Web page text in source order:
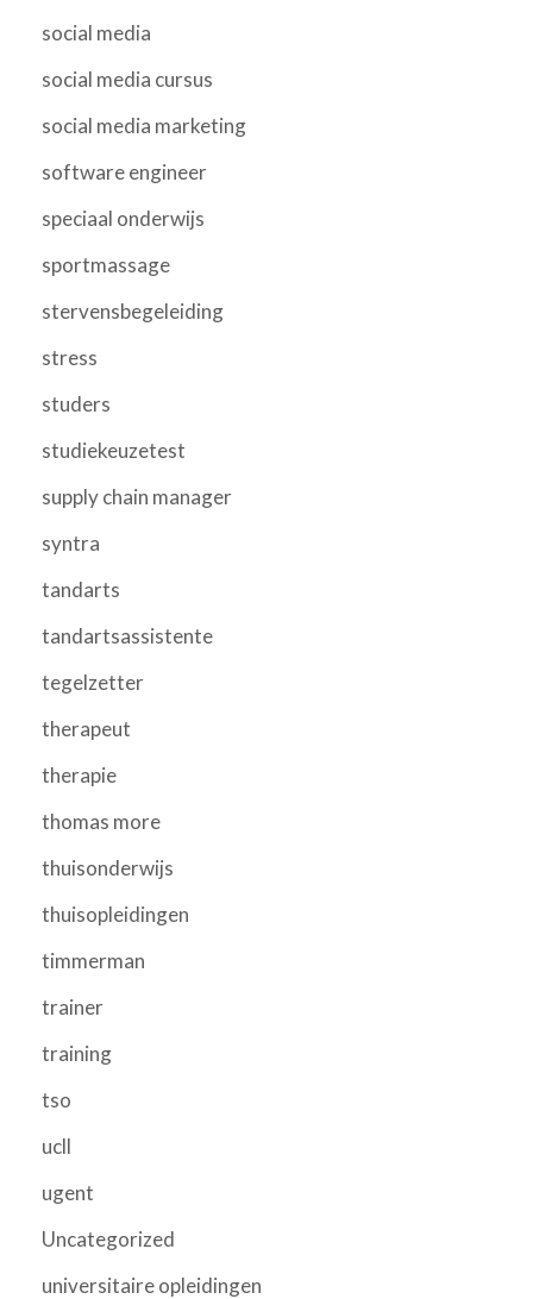
social media
social media cursus
social media marketing
software engineer
speciaal onderwijs
sportmassage
stervensbegeleiding
stress
studers
studiekeuzetest
supply chain manager
syntra
tandarts
tandartsassistente
tegelzetter
therapeut
therapie
thomas more
thuisonderwijs
thuisopleidingen
timmerman
trainer
training
tso
ucll
ugent
Uncategorized
universitaire opleidingen